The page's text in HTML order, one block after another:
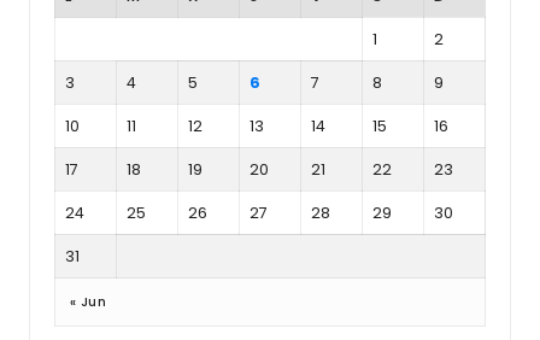
1 2
3 4 5 6 7 8 9
10 11 12 13 14 15 16
17 18 19 20 21 22 23
24 25 26 27 28 29 30
31
« Jun